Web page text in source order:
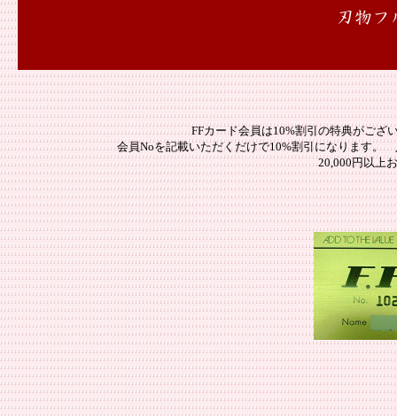
刃物
FFカード会員は10%割引の特典がござ
会員Noを記載いただくだけで10%割引になります。
20,000円以上